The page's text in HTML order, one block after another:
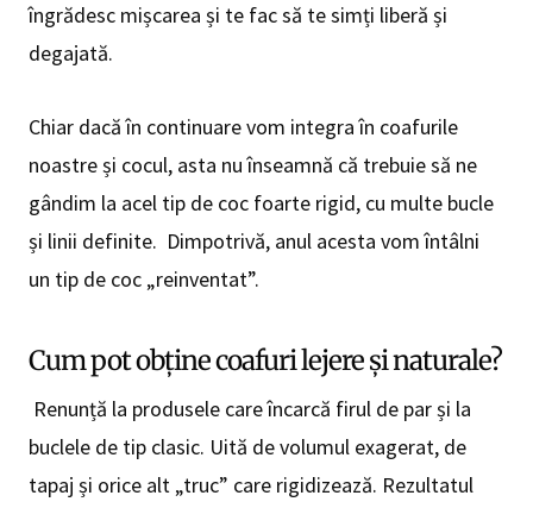
îngrădesc mișcarea și te fac să te simți liberă și
degajată.
Chiar dacă în continuare vom integra în coafurile
noastre și cocul, asta nu înseamnă că trebuie să ne
gândim la acel tip de coc foarte rigid, cu multe bucle
și linii definite. Dimpotrivă, anul acesta vom întâlni
un tip de coc „reinventat”.
Cum pot obține coafuri lejere și naturale?
Renunță la produsele care încarcă firul de par și la
buclele de tip clasic. Uită de volumul exagerat, de
tapaj și orice alt „truc” care rigidizează. Rezultatul